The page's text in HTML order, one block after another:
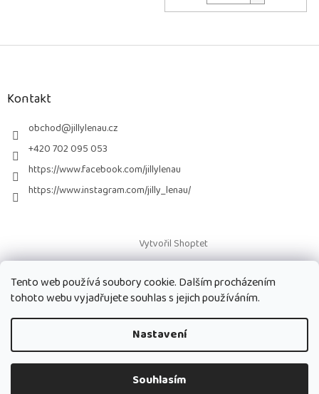
Tento web používá soubory cookie. Dalším procházením
tohoto webu vyjadřujete souhlas s jejich používáním.
Nastavení
Souhlasím
Z
Kontakt
obchod@jillylenau.cz
+420 702 095 053
https://www.facebook.com/jillylenau
https://www.instagram.com/jilly_lenau/
Vytvořil Shoptet
Copyright 2026Paruky Jilly Lenau s.r.o.. Všechna práva vyhrazena.